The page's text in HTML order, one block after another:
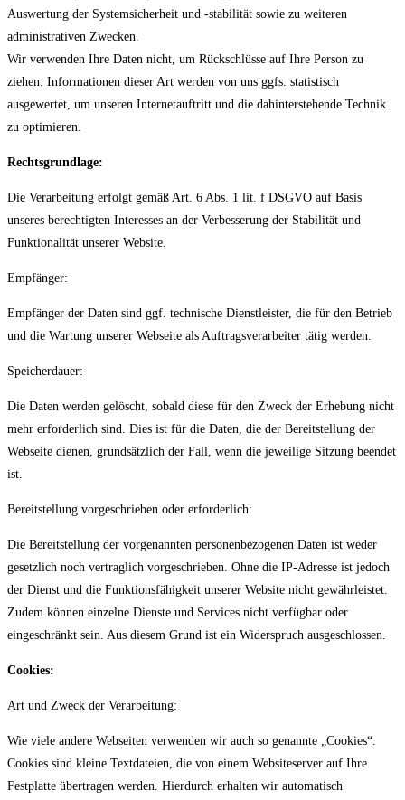
Auswertung der Systemsicherheit und -stabilität sowie zu weiteren
administrativen Zwecken.
Wir verwenden Ihre Daten nicht, um Rückschlüsse auf Ihre Person zu
ziehen. Informationen dieser Art werden von uns ggfs. statistisch
ausgewertet, um unseren Internetauftritt und die dahinterstehende Technik
zu optimieren.
Rechtsgrundlage:
Die Verarbeitung erfolgt gemäß Art. 6 Abs. 1 lit. f DSGVO auf Basis
unseres berechtigten Interesses an der Verbesserung der Stabilität und
Funktionalität unserer Website.
Empfänger:
Empfänger der Daten sind ggf. technische Dienstleister, die für den Betrieb
und die Wartung unserer Webseite als Auftragsverarbeiter tätig werden.
Speicherdauer:
Die Daten werden gelöscht, sobald diese für den Zweck der Erhebung nicht
mehr erforderlich sind. Dies ist für die Daten, die der Bereitstellung der
Webseite dienen, grundsätzlich der Fall, wenn die jeweilige Sitzung beendet
ist.
Bereitstellung vorgeschrieben oder erforderlich:
Die Bereitstellung der vorgenannten personenbezogenen Daten ist weder
gesetzlich noch vertraglich vorgeschrieben. Ohne die IP-Adresse ist jedoch
der Dienst und die Funktionsfähigkeit unserer Website nicht gewährleistet.
Zudem können einzelne Dienste und Services nicht verfügbar oder
eingeschränkt sein. Aus diesem Grund ist ein Widerspruch ausgeschlossen.
Cookies:
Art und Zweck der Verarbeitung:
Wie viele andere Webseiten verwenden wir auch so genannte „Cookies“.
Cookies sind kleine Textdateien, die von einem Websiteserver auf Ihre
Festplatte übertragen werden. Hierdurch erhalten wir automatisch